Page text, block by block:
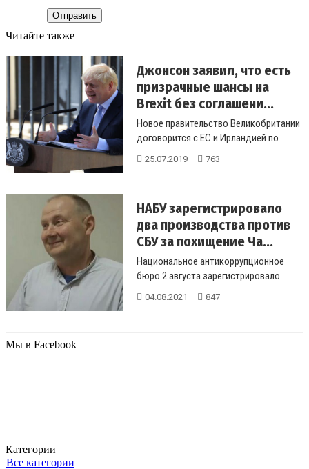
Отправить
Читайте также
Джонсон заявил, что есть
призрачные шансы на
Brexit без соглашени...
Новое правительство Великобритании
договорится с ЕС и Ирландией по
вопросу границ после Brexit, убеж...
25.07.2019 763
НАБУ зарегистрировало
два производства против
СБУ за похищение Ча...
Национальное антикоррупционное
бюро 2 августа зарегистрировало
сразу два производства против
04.08.2021 847
Мы в Facebook
Категории
Все категории